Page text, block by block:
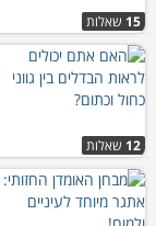
15 שאלות
12 שאלות